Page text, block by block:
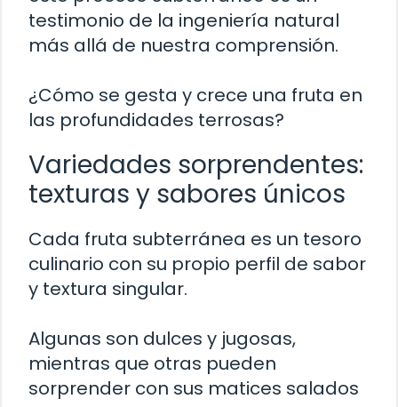
testimonio de la ingeniería natural
más allá de nuestra comprensión.
¿Cómo se gesta y crece una fruta en
las profundidades terrosas?
Variedades sorprendentes:
texturas y sabores únicos
Cada fruta subterránea es un tesoro
culinario con su propio perfil de sabor
y textura singular.
Algunas son dulces y jugosas,
mientras que otras pueden
sorprender con sus matices salados